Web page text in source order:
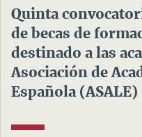
Quinta
de becas de
destinado a las
Asociación de
Española (ASALE)